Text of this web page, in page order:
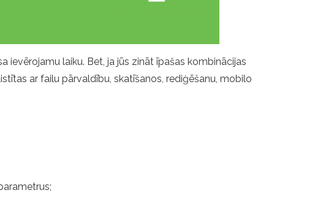
laiku. Bet, ja jūs zināt īpašas kombinācijas
ar failu pārvaldību, skatīšanos, rediģēšanu, mobilo